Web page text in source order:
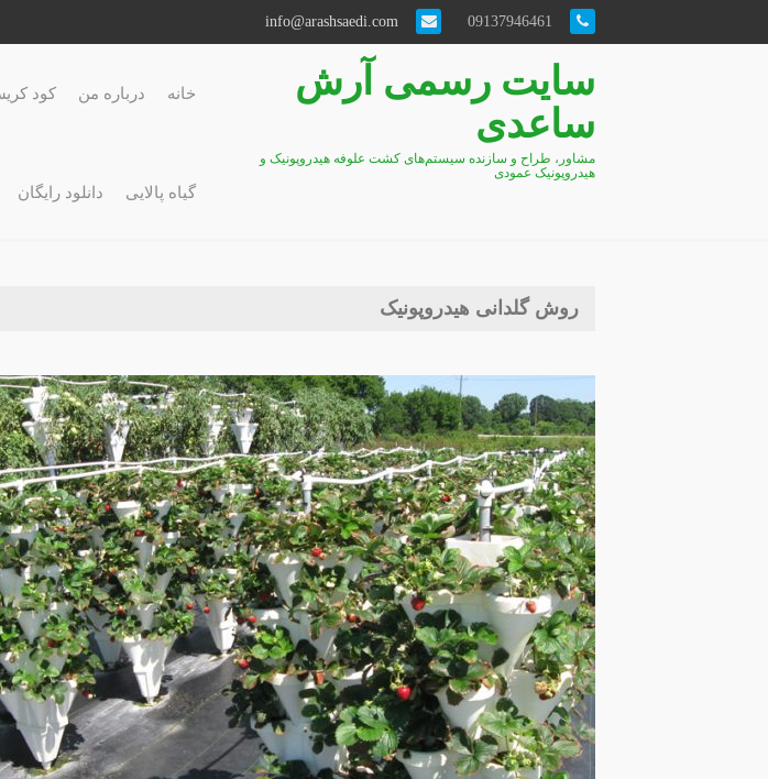
سایت رسمی آرش
ساعدی
مشاور، طراح و سازنده سیستم‌های کشت علوفه هیدروپونیک و
هیدروپونیک عمودی
خانه درباره من کود
گیاه پالایی دانلود رایگان
روش گلدانی هیدروپونیک